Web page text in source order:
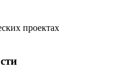
проектах